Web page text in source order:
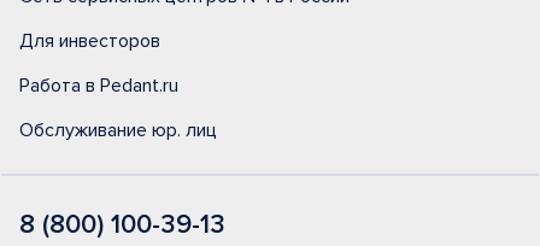
Для инвесторов
Работа в Pedant.ru
Обслуживание юр. лиц
8 (800) 100-39-13